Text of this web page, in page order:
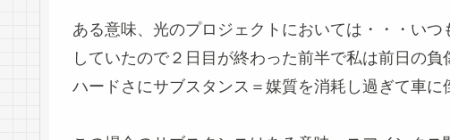
ある意味、光のプロジェクトにおいては・・・い
していたので２日目が終わった前半で私は前日の
ハードさにサブスタンス＝媒質を消耗し過ぎて車に